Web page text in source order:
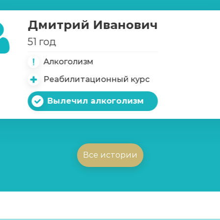
Дмитрий Иванович
51 год
Алкоголизм
Реабилитационный курс
Вылечил алкоголизм
Все истории